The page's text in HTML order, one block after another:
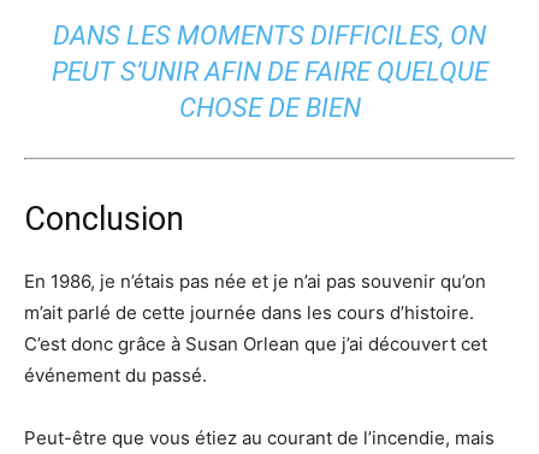
DANS LES MOMENTS DIFFICILES, ON
PEUT S’UNIR AFIN DE FAIRE QUELQUE
CHOSE DE BIEN
Conclusion
En 1986, je n’étais pas née et je n’ai pas souvenir qu’on
m’ait parlé de cette journée dans les cours d’histoire.
C’est donc grâce à Susan Orlean que j’ai découvert cet
événement du passé.
Peut-être que vous étiez au courant de l’incendie, mais